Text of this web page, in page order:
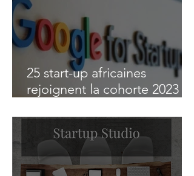
25 start-up africaines
rejoignent la cohorte 2023
Black Founders Fund"